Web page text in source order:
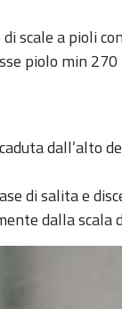
scale a pioli
piolo min
dall’alto
di salita e
dalla scala